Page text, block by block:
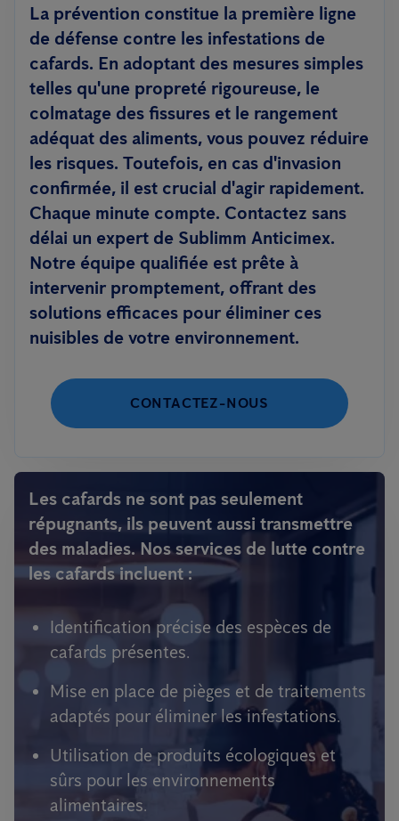
La prévention constitue la première ligne
de défense contre les infestations de
cafards. En adoptant des mesures simples
telles qu'une propreté rigoureuse, le
colmatage des fissures et le rangement
adéquat des aliments, vous pouvez réduire
les risques. Toutefois, en cas d'invasion
confirmée, il est crucial d'agir rapidement.
Chaque minute compte. Contactez sans
délai un expert de Sublimm Anticimex.
Notre équipe qualifiée est prête à
intervenir promptement, offrant des
solutions efficaces pour éliminer ces
nuisibles de votre environnement.
CONTACTEZ-NOUS
Les cafards ne sont pas seulement
répugnants, ils peuvent aussi transmettre
des maladies. Nos services de lutte contre
les cafards incluent :
Identification précise des espèces de
cafards présentes.
Mise en place de pièges et de traitements
adaptés pour éliminer les infestations.
Utilisation de produits écologiques et
sûrs pour les environnements
alimentaires.